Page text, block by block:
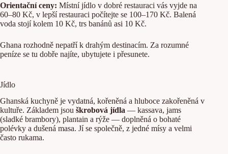
Orientační ceny: Místní jídlo v dobré restauraci vás vyjde na
60–80 Kč, v lepší restauraci počítejte se 100–170 Kč. Balená
voda stojí kolem 10 Kč, trs banánů asi 10 Kč.
Ghana rozhodně nepatří k drahým destinacím. Za rozumné
peníze se tu dobře najíte, ubytujete i přesunete.
Jídlo
Ghanská kuchyně je vydatná, kořeněná a hluboce zakořeněná v
kultuře. Základem jsou škrobová jídla — kassava, jams
(sladké brambory), plantain a rýže — doplněná o bohaté
polévky a dušená masa. Jí se společně, z jedné mísy a velmi
často rukama.